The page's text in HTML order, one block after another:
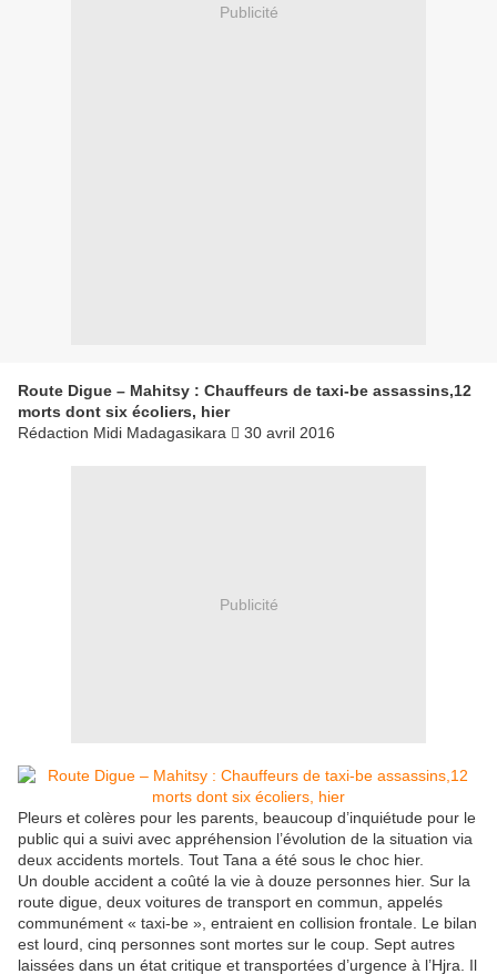
Publicité
Route Digue – Mahitsy : Chauffeurs de taxi-be assassins,12
morts dont six écoliers, hier
Rédaction Midi Madagasikara  30 avril 2016
Publicité
Pleurs et colères pour les parents, beaucoup d’inquiétude pour le
public qui a suivi avec appréhension l’évolution de la situation via
deux accidents mortels. Tout Tana a été sous le choc hier.
Un double accident a coûté la vie à douze personnes hier. Sur la
route digue, deux voitures de transport en commun, appelés
communément « taxi-be », entraient en collision frontale. Le bilan
est lourd, cinq personnes sont mortes sur le coup. Sept autres
laissées dans un état critique et transportées d’urgence à l’Hjra. Il